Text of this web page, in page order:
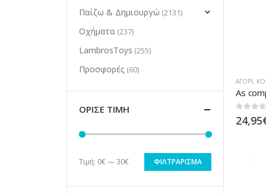
ΑΓΌΡΙ,
0out of
24,95
Παίζω & Δημιουργώ (2131)
Οχήματα (237)
LambrosToys (255)
Προσφορές (60)
ΟΡΙΣΕ ΤΙΜΗ
Ελάχιστη
Μέγιστη
ΦΙΛΤΡΆΡΙΣΜΑ
Τιμή: 0€—30€